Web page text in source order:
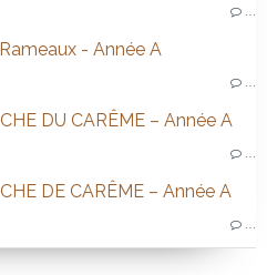
- Année A
DU CARÊME – Année A
DE CARÊME – Année A